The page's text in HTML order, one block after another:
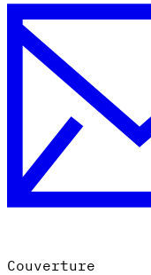
Couverture